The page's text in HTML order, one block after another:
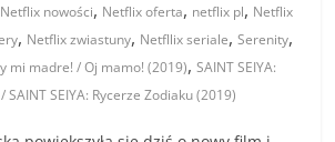
Netflix nowości, Netflix oferta, netflix pl, Netflix
, Netflix zwiastuny, Netfllix seriale,Serenity,
mi madre! / Oj mamo! (2019),​SAINT SEIYA:
SEIYA: Rycerze Zodiaku (2019)